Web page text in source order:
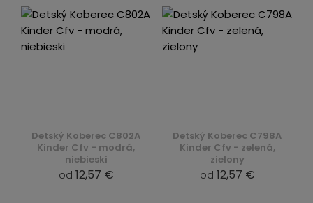
Detský Koberec C802A
Kinder Cfv - modrá,
niebieski
od 12,57 €
Detský Koberec C798A
Kinder Cfv - zelená,
zielony
od 12,57 €